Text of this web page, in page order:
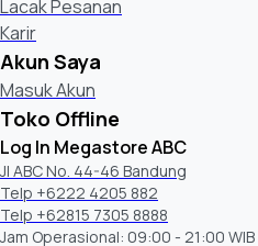
Lacak Pesanan
Karir
Akun Saya
Masuk Akun
Toko Offline
Log In Megastore ABC
Jl ABC No. 44-46 Bandung
Telp +6222 4205 882
Telp +62815 7305 8888
Jam Operasional: 09:00 - 21:00 WIB